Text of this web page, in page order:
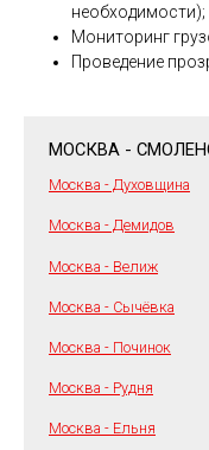
необходимости);
Мониторинг
Проведение
МОСКВА -
Москва - Духовщина
Москва - Демидов
Москва - Велиж
Москва - Сычёвка
Москва - Починок
Москва - Рудня
Москва - Ельня